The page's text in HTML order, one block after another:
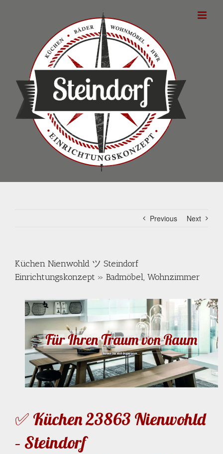
Previous Next
Küchen Nienwohld ツ Steindorf
Einrichtungskonzept » Badmöbel, Wohnzimmer
✅ Küchen 23863 Nienwohld
– Steindorf